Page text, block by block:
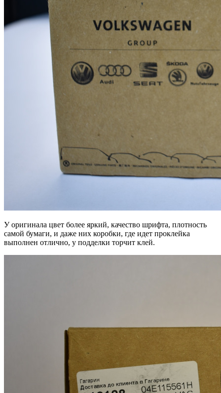
У оригинала цвет более яркий, качество шрифта, плотность
самой бумаги, и даже них коробки, где идет проклейка
выполнен отлично, у подделки торчит клей.